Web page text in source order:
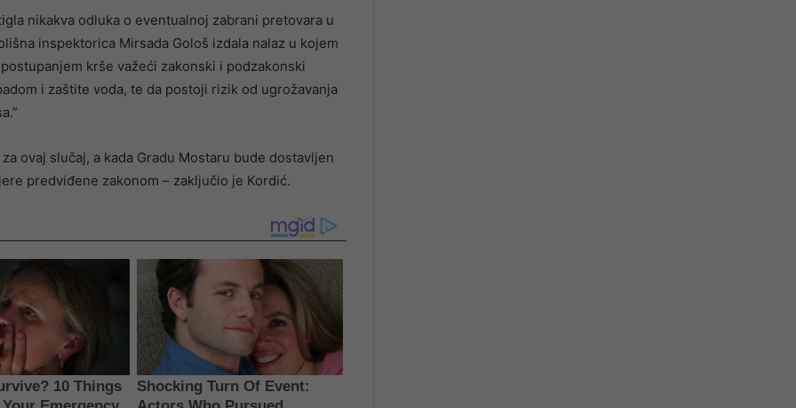
nikakva odluka o eventualnoj zabrani pretovara u
inspektorica Mirsada Gološ izdala nalaz u kojem
krše važeći zakonski i podzakonski
i zaštite voda, te da postoji rizik od ugrožavanja
ovaj slučaj, a kada Gradu Mostaru bude dostavljen
predviđene zakonom – zaključio je Kordić.